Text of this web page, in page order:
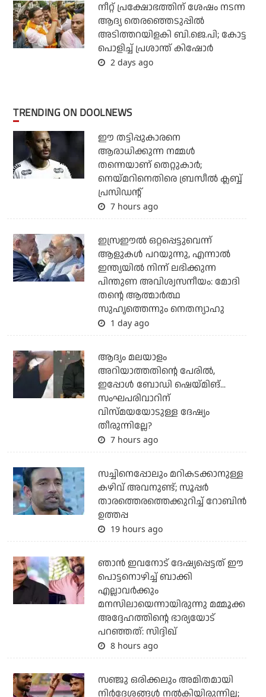
നീറ്റ് പ്രക്ഷോഭത്തിന് ശേഷം നടന്ന
ആദ്യ തെരഞ്ഞെടുപ്പില്‍
അടിത്തറയിളകി ബി.ജെ.പി; കോട്ട
പൊളിച്ച് പ്രശാന്ത് കിഷോര്‍
2 days ago
TRENDING ON DOOLNEWS
ഈ തട്ടിപ്പുകാരനെ
ആരാധിക്കുന്ന നമ്മള്‍
തന്നെയാണ് തെറ്റുകാര്‍;
നെയ്മറിനെതിരെ ബ്രസീല്‍ ക്ലബ്ബ്
പ്രസിഡന്റ്
7 hours ago
ഇസ്രഈല്‍ ഒറ്റപ്പെട്ടുവെന്ന്
ആളുകള്‍ പറയുന്നു, എന്നാല്‍
ഇന്ത്യയില്‍ നിന്ന് ലഭിക്കുന്ന
പിന്തുണ അവിശ്വസനീയം: മോദി
തന്റെ ആത്മാര്‍ത്ഥ
സുഹൃത്തെന്നും നെതന്യാഹു
1 day ago
ആദ്യം മലയാളം
അറിയാത്തതിന്റെ പേരില്‍,
ഇപ്പോള്‍ ബോഡി ഷെയ്മിങ്...
സംഘപരിവാറിന്
വിസ്മയയോടുള്ള ദേഷ്യം
തീരുന്നില്ലേ?
7 hours ago
സച്ചിനെപ്പോലും മറികടക്കാനുള്ള
കഴിവ് അവനുണ്ട്; സൂപ്പര്‍
താരത്തെരത്തെക്കുറിച്ച് റോബിന്‍
ഉത്തപ്പ
19 hours ago
ഞാന്‍ ഇവനോട് ദേഷ്യപ്പെട്ടത് ഈ
പൊട്ടനൊഴിച്ച് ബാക്കി
എല്ലാവര്‍ക്കും
മനസിലായെന്നായിരുന്നു മമ്മൂക്ക
അദ്ദേഹത്തിന്റെ ഭാര്യയോട്
പറഞ്ഞത്: സിദ്ദിഖ്
8 hours ago
സഞ്ജു ഒരിക്കലും അമിതമായി
നിര്‍ദേശങ്ങള്‍ നല്‍കിയിരുന്നില്ല;